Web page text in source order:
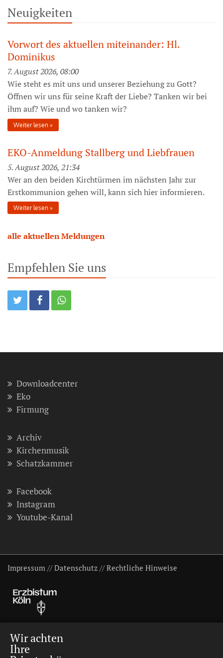
Neuigkeiten
Vorwort des aktuellen miteinander: Hl.
Dominikus
7. August 2026, 08:00
Wie steht es mit uns und unserer Beziehung zu Gott?
Öffnen wir uns für seine Kraft der Liebe? Tanken wir bei
ihm auf? Wie und wo tanken wir?
Weiter lesen
EKO-Anmeldung Stallberg und Liebfrauen
5. August 2026, 21:34
Wer an den beiden Kirchtürmen im nächsten Jahr zur
Erstkommunion gehen will, kann sich hier informieren.
Weiter lesen
alle aktuellen Meldungen
Empfehlen Sie uns
Downloadcenter
Eko
Firmung
Archiv
Kirchenmusik
Schatzkammer
Facebook
Instagram
Youtube-Kanal
Impressum //Datenschutz //Rechtliche Hinweise
Wir achten
Ihre